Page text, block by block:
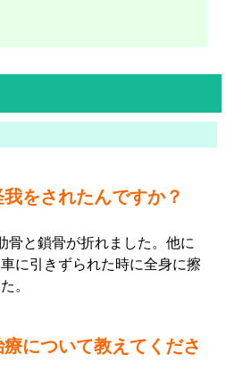
をされたんですか？
骨と鎖骨が折れました。他に
に引きずられた時に全身に擦
。
について教えてくださ